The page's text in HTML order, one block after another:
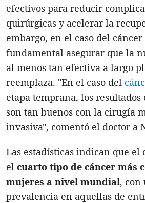
efectivos para reducir
quirúrgicas y acelerar la
embargo, en el caso del
fundamental asegurar que la
al menos tan efectiva a largo
reemplaza. "En el caso del
etapa temprana, los
son tan buenos con la cirugía
invasiva", comentó el doctor a
Las estadísticas indican que el
el cuarto tipo de cáncer más
mujeres a nivel mundial, con
prevalencia en aquellas de